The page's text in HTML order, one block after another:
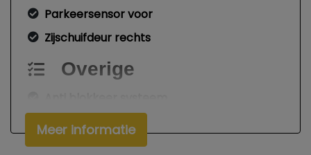
Parkeersensor voor
Zijschuifdeur rechts
Overige
Anti doorslip regeling
Apple carplay/android auto
Meer informatie